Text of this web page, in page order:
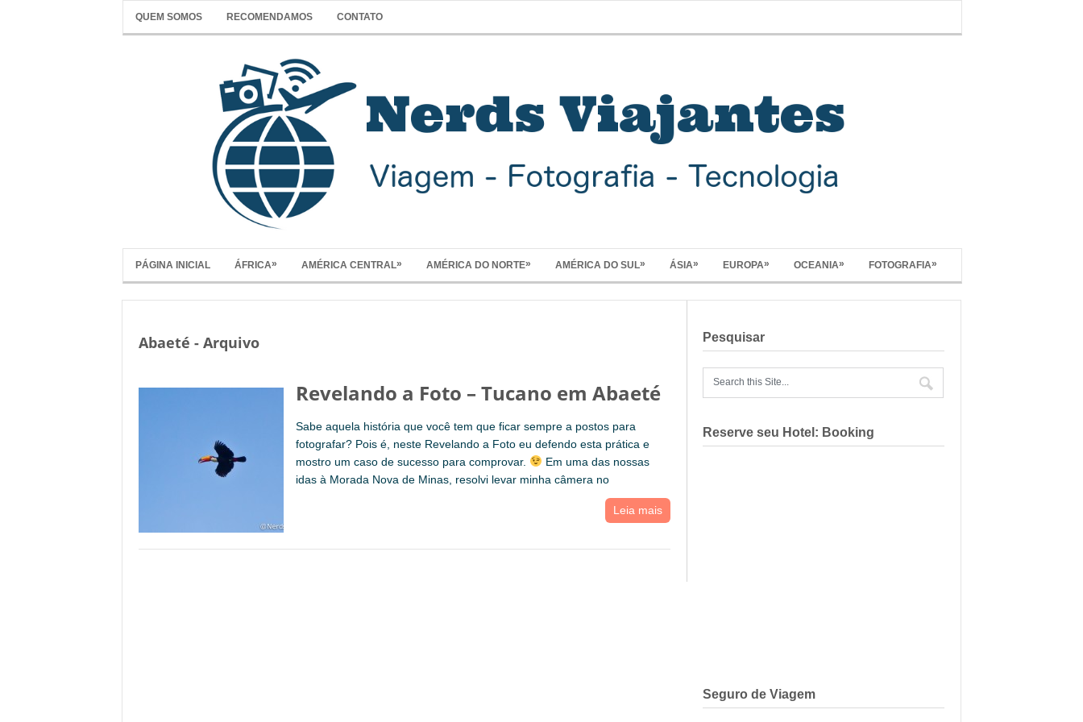
QUEM SOMOS RECOMENDAMOS CONTATO
PÁGINA INICIAL ÁFRICA» AMÉRICA CENTRAL» AMÉRICA DO NORTE» AMÉRICA DO SUL» ÁSIA» EUROPA» OCEANIA» FOTOGRAFIA»
Abaeté - Arquivo
Revelando a Foto – Tucano em Abaeté
Sabe aquela história que você tem que ficar sempre a postos para
fotografar? Pois é, neste Revelando a Foto eu defendo esta prática e
mostro um caso de sucesso para comprovar.
Em uma das nossas
idas à Morada Nova de Minas, resolvi levar minha câmera no
Leia mais
Pesquisar
Reserve seu Hotel: Booking
Seguro de Viagem